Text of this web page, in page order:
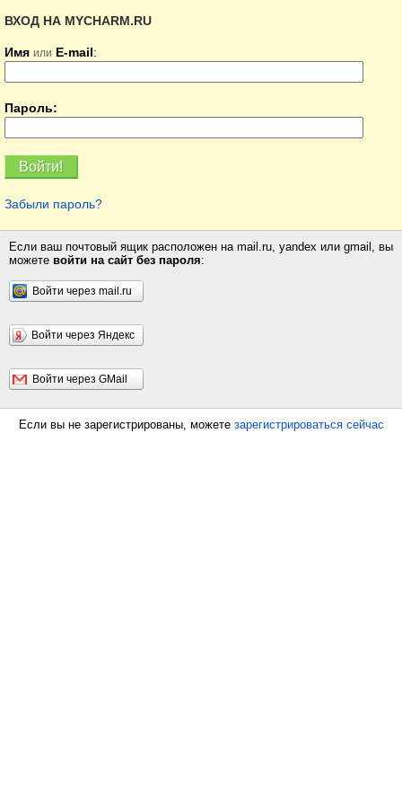
ВХОД НА MYCHARM.RU
Имя или E-mail:
Пароль:
Забыли пароль?
Если ваш почтовый ящик расположен на mail.ru, yandex или gmail, вы
можете войти на сайт без пароля:
Войти через mail.ru
Войти через Яндекс
Войти через GMail
Если вы не зарегистрированы, можете зарегистрироваться сейчас